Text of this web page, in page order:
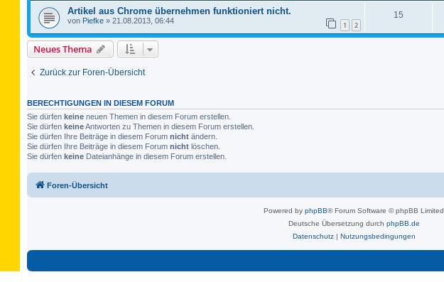
Artikel aus Chrome übernehmen funktioniert nicht.
von Piefke » 21.08.2013, 06:44 1 2
15
Neues Thema
Zurück zur Foren-Übersicht
BERECHTIGUNGEN IN DIESEM FORUM
Sie dürfen keine neuen Themen in diesem Forum erstellen.
Sie dürfen keineAntworten zu Themen in diesem Forum erstellen.
Sie dürfen Ihre Beiträge in diesem Forum nicht ändern.
Sie dürfen Ihre Beiträge in diesem Forum nicht löschen.
Sie dürfen keine Dateianhänge in diesem Forum erstellen.
Foren-Übersicht
Powered by phpBB® Forum Software © phpBB Limited
Deutsche Übersetzung durch phpBB.de
Datenschutz| Nutzungsbedingungen